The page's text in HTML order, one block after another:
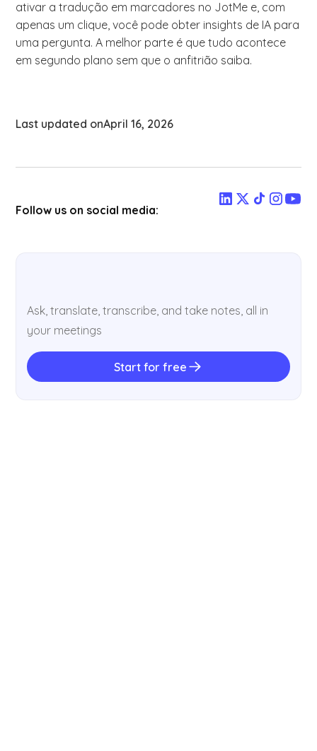
ativar a tradução em marcadores no JotMe e, com
apenas um clique, você pode obter insights de IA para
uma pergunta. A melhor parte é que tudo acontece
em segundo plano sem que o anfitrião saiba.
Last updated onApril 16, 2026
Follow us on social media:
Ask, translate, transcribe, and take notes, all in
your meetings
Start for free